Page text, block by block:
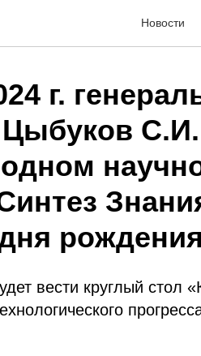
Новости
г.
С.И.
вести круглый стол